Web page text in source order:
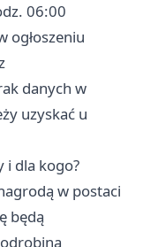
06:00
ogłoszeniu
danych w
uzyskać u
i dla kogo?
w postaci
będą